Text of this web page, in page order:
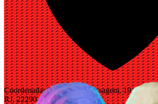
Coordenadas Bar, Rua da Passagem, 19 -
RJ, 22290-030, Brasil